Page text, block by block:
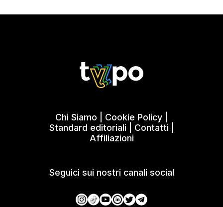
Chi Siamo Cookie Policy
Standard editoriali
Contatti
Affiliazioni
Seguici sui nostri canali social